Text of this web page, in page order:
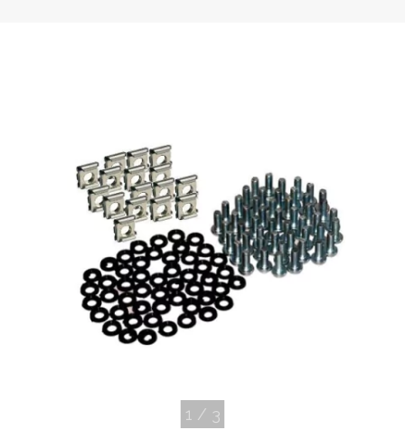
1 / 3